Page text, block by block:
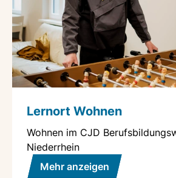
Lernort Wohnen
Wohnen im CJD
Niederrhein
Mehr anzeigen